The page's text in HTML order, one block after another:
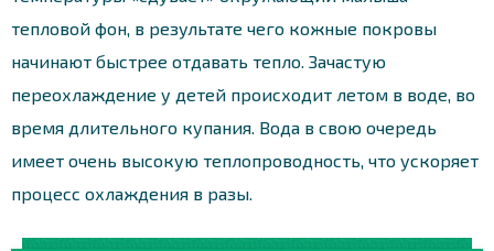
тепловой фон, в результате чего кожные покровы
начинают быстрее отдавать тепло. Зачастую
переохлаждение у детей происходит летом в воде, во
время длительного купания. Вода в свою очередь
имеет очень высокую теплопроводность, что ускоряет
процесс охлаждения в разы.